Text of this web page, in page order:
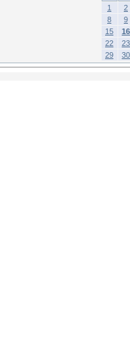
1
2
8
9
15
16
22
23
29
30